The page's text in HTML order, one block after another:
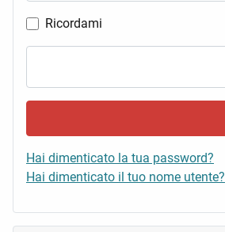
Ricordami
Hai dimenticato la tua password?
Hai dimenticato il tuo nome utente?